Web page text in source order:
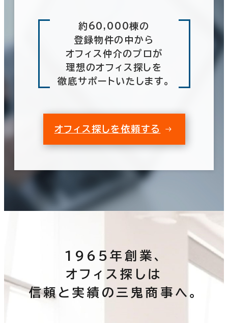
約60,000棟の
登録物件の中から
オフィス仲介のプロが
理想のオフィス探しを
徹底サポートいたします。
オフィス探しを依頼する
1965年創業、
オフィス探しは
信頼と実績の三鬼商事へ。